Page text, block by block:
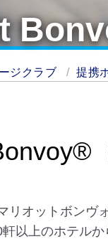
ジクラブ 提携
リオットボンヴ
以上のホテル